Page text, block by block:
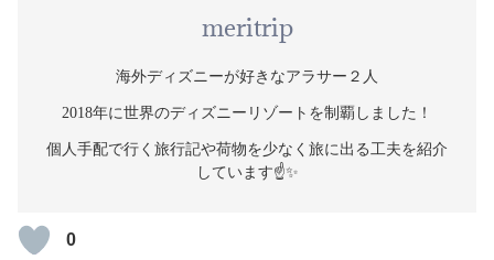
meritrip
海外ディズニーが好きなアラサー２人
2018年に世界のディズニーリゾートを制覇しました！
個人手配で行く旅行記や荷物を少なく旅に出る工夫を紹介
しています☝️✨
0